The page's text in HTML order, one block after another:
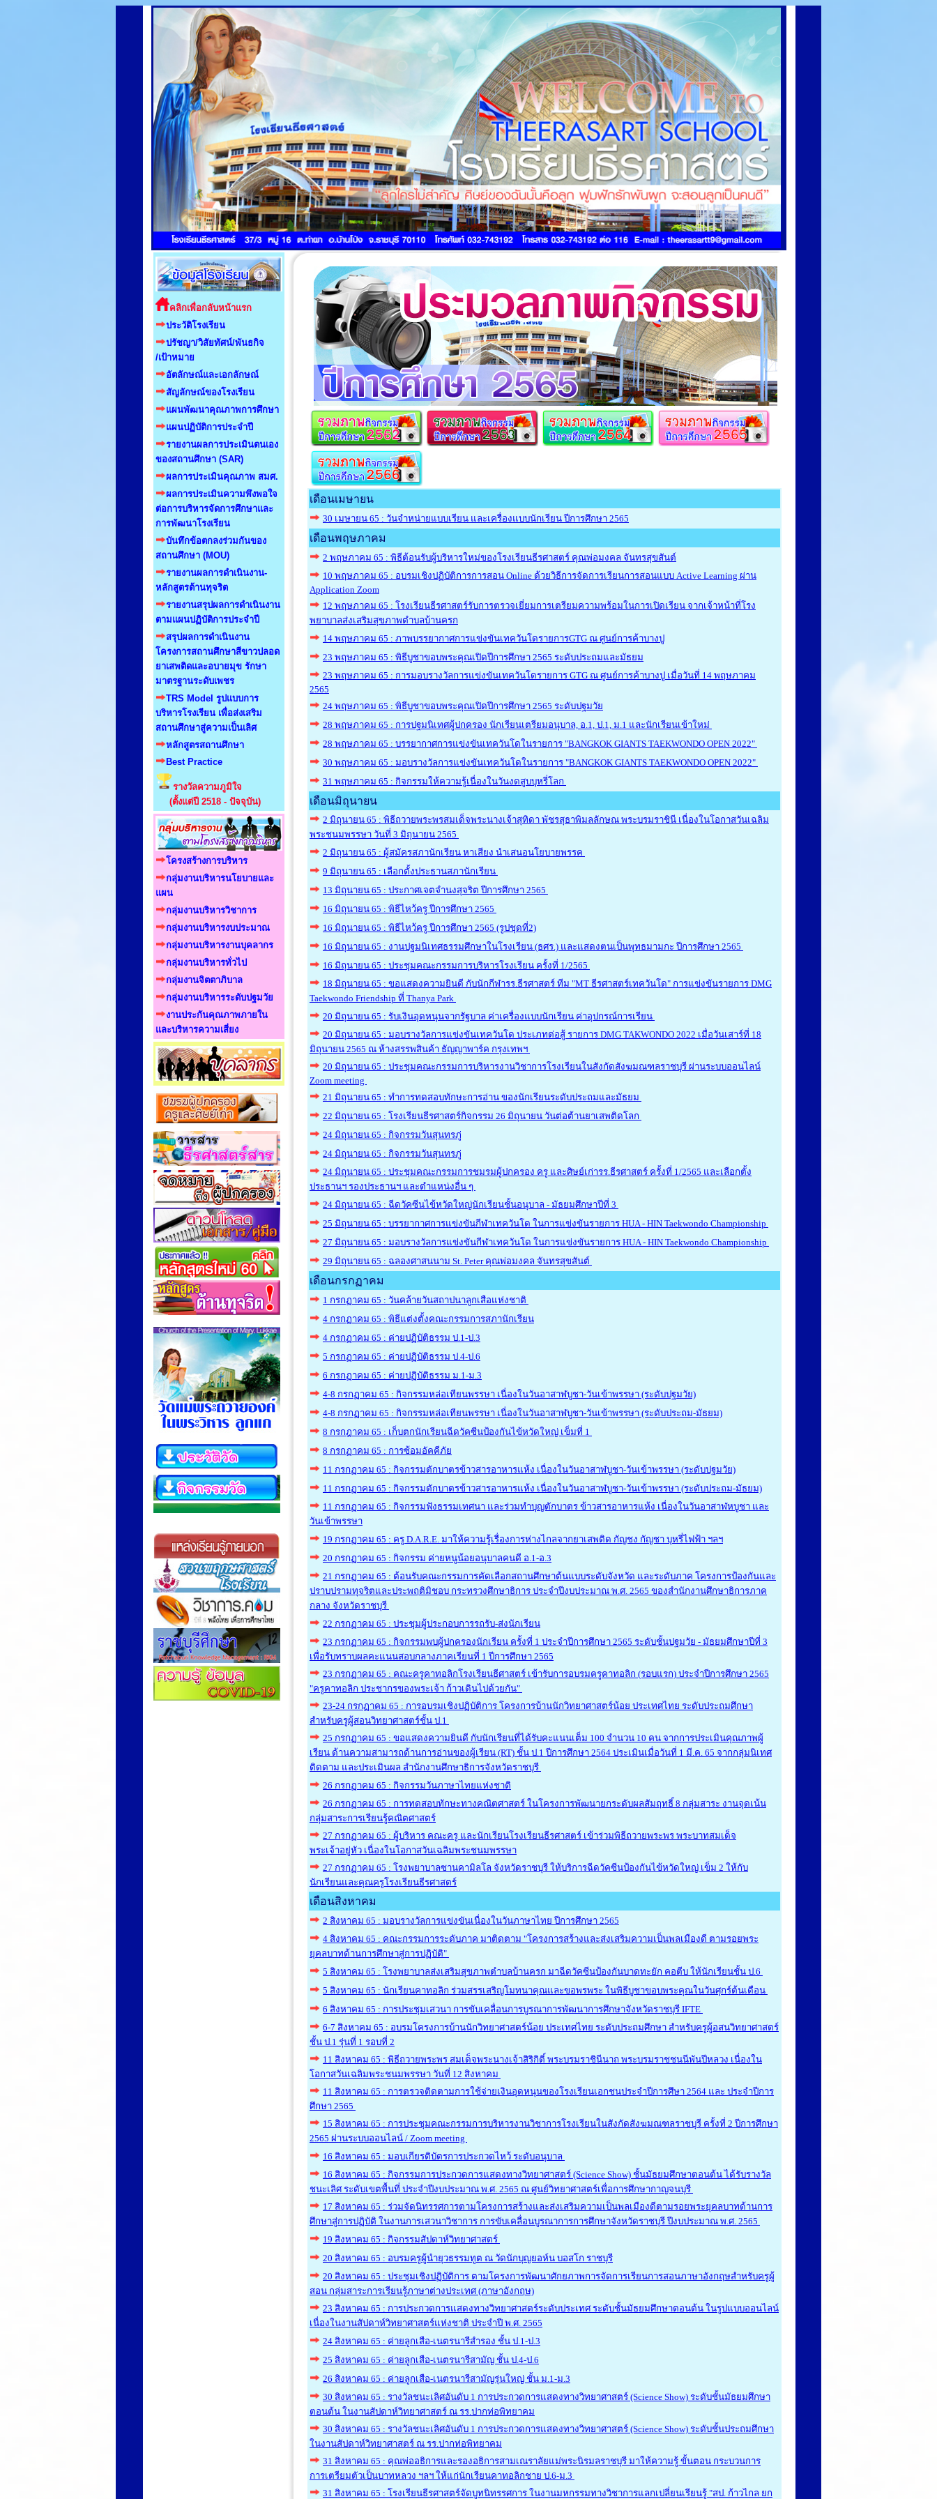
คลิกเพื่อกลับหน้าแรก
ประวัติโรงเรียน
ปรัชญา/วิสัยทัศน์/พันธกิจ
/เป้าหมาย
อัตลักษณ์และเอกลักษณ์
สัญลักษณ์ของโรงเรียน
แผนพัฒนาคุณภาพการศึกษา
แผนปฏิบัติการประจำปี
รายงานผลการประเมินตนเอง
ของสถานศึกษา (SAR)
ผลการประเมินคุณภาพ สมศ.
ผลการประเมินความพึงพอใจ
ต่อการบริหารจัดการศึกษาและ
การพัฒนาโรงเรียน
บันทึกข้อตกลงร่วมกันของ
สถานศึกษา (MOU)
รายงานผลการดำเนินงาน-
หลักสูตรต้านทุจริต
รายงานสรุปผลการดำเนินงาน
ตามแผนปฏิบัติการประจำปี
สรุปผลการดำเนินงาน
โครงการสถานศึกษาสีขาวปลอด
ยาเสพติดและอบายมุข รักษา
มาตรฐานระดับเพชร
TRS Model รูปแบบการ
บริหารโรงเรียน เพื่อส่งเสริม
สถานศึกษาสู่ความเป็นเลิศ
หลักสูตรสถานศึกษา
Best Practice
รางวัลความภูมิใจ
(ตั้งแต่ปี 2518 - ปัจจุบัน)
โครงสร้างการบริหาร
กลุ่มงานบริหารนโยบายและ
แผน
กลุ่มงานบริหารวิชาการ
กลุ่มงานบริหารงบประมาณ
กลุ่มงานบริหารงานบุคลากร
กลุ่มงานบริหารทั่วไป
กลุ่มงานจิตตาภิบาล
กลุ่มงานบริหารระดับปฐมวัย
งานประกันคุณภาพภายใน
และบริหารความเสี่ยง
เดือนเมษายน
30 เมษายน 65 : วันจำหน่ายแบบเรียน และเครื่องแบบนักเรียน ปีการศึกษา 2565
เดือนพฤษภาคม
2 พฤษภาคม 65 : พิธีต้อนรับผู้บริหารใหม่ของโรงเรียนธีรศาสตร์ คุณพ่อมงคล จันทรสุขสันต์
10 พฤษภาคม 65 : อบรมเชิงปฏิบัติการการสอน Online ด้วยวิธีการจัดการเรียนการสอนแบบ Active Learning ผ่าน
Application Zoom
12 พฤษภาคม 65 : โรงเรียนธีรศาสตร์รับการตรวจเยี่ยมการเตรียมความพร้อมในการเปิดเรียน จากเจ้าหน้าที่โรง
พยาบาลส่งเสริมสุขภาพตำบลบ้านครก
14 พฤษภาคม 65 : ภาพบรรยากาศการแข่งขันเทควันโดรายการGTG ณ ศูนย์การค้าบางปู
23 พฤษภาคม 65 : พิธีบูชาขอบพระคุณเปิดปีการศึกษา 2565 ระดับประถมและมัธยม
23 พฤษภาคม 65 : การมอบรางวัลการแข่งขันเทควันโดรายการ GTG ณ ศูนย์การค้าบางปู เมื่อวันที่ 14 พฤษภาคม
2565
24 พฤษภาคม 65 : พิธีบูชาขอบพระคุณเปิดปีการศึกษา 2565 ระดับปฐมวัย
28 พฤษภาคม 65 : การปฐมนิเทศผู้ปกครอง นักเรียนเตรียมอนุบาล, อ.1, ป.1, ม.1 และนักเรียนเข้าใหม่
28 พฤษภาคม 65 : บรรยากาศการแข่งขันเทควันโดในรายการ "BANGKOK GIANTS TAEKWONDO OPEN 2022"
30 พฤษภาคม 65 : มอบรางวัลการแข่งขันเทควันโดในรายการ "BANGKOK GIANTS TAEKWONDO OPEN 2022"
31 พฤษภาคม 65 : กิจกรรมให้ความรู้เนื่องในวันงดสูบบุหรี่โลก
เดือนมิถุนายน
2 มิถุนายน 65 : พิธีถวายพระพรสมเด็จพระนางเจ้าสุทิดา พัชรสุธาพิมลลักษณ พระบรมราชินี เนื่องในโอกาสวันเฉลิม
พระชนมพรรษา วันที่ 3 มิถุนายน 2565
2 มิถุนายน 65 : ผู้สมัครสภานักเรียน หาเสียง นำเสนอนโยบายพรรค
9 มิถุนายน 65 : เลือกตั้งประธานสภานักเรียน
13 มิถุนายน 65 : ประกาศเจตจำนงสุจริต ปีการศึกษา 2565
16 มิถุนายน 65 : พิธีไหว้ครู ปีการศึกษา 2565
16 มิถุนายน 65 : พิธีไหว้ครู ปีการศึกษา 2565 (รูปชุดที่2)
16 มิถุนายน 65 : งานปฐมนิเทศธรรมศึกษาในโรงเรียน (ธศร.) และแสดงตนเป็นพุทธมามกะ ปีการศึกษา 2565
16 มิถุนายน 65 : ประชุมคณะกรรมการบริหารโรงเรียน ครั้งที่ 1/2565
18 มิถุนายน 65 : ขอแสดงความยินดี กับนักกีฬารร.ธีรศาสตร์ ทีม "MT ธีรศาสตร์เทควันโด" การแข่งขันรายการ DMG
Taekwondo Friendship ที่ Thanya Park
20 มิถุนายน 65 : รับเงินอุดหนุนจากรัฐบาล ค่าเครื่องแบบนักเรียน ค่าอุปกรณ์การเรียน
20 มิถุนายน 65 : มอบรางวัลการแข่งขันเทควันโด ประเภทต่อสู้ รายการ DMG TAKWONDO 2022 เมื่อวันเสาร์ที่ 18
มิถุนายน 2565 ณ ห้างสรรพสินค้า ธัญญาพาร์ค กรุงเทพฯ
20 มิถุนายน 65 : ประชุมคณะกรรมการบริหารงานวิชาการโรงเรียนในสังกัดสังฆมณฑลราชบุรี ผ่านระบบออนไลน์
Zoom meeting
21 มิถุนายน 65 : ทำการทดสอบทักษะการอ่าน ของนักเรียนระดับประถมและมัธยม
22 มิถุนายน 65 : โรงเรียนธีรศาสตร์กิจกรรม 26 มิถุนายน วันต่อต้านยาเสพติดโลก
24 มิถุนายน 65 : กิจกรรมวันสุนทรภู่
24 มิถุนายน 65 : กิจกรรมวันสุนทรภู่
24 มิถุนายน 65 : ประชุมคณะกรรมการชมรมผู้ปกครอง ครู และศิษย์เก่ารร.ธีรศาสตร์ ครั้งที่ 1/2565 และเลือกตั้ง
ประธานฯ รองประธานฯ และตำแหน่งอื่น ๆ
24 มิถุนายน 65 : ฉีดวัคซีนไข้หวัดใหญ่นักเรียนชั้นอนุบาล - มัธยมศึกษาปีที่ 3
25 มิถุนายน 65 : บรรยากาศการแข่งขันกีฬาเทควันโด ในการแข่งขันรายการ HUA - HIN Taekwondo Championship
27 มิถุนายน 65 : มอบรางวัลการแข่งขันกีฬาเทควันโด ในการแข่งขันรายการ HUA - HIN Taekwondo Championship
29 มิถุนายน 65 : ฉลองศาสนนาม St. Peter คุณพ่อมงคล จันทรสุขสันต์
เดือนกรกฏาคม
1 กรกฏาคม 65 : วันคล้ายวันสถาปนาลูกเสือแห่งชาติ
4 กรกฏาคม 65 : พิธีแต่งตั้งคณะกรรมการสภานักเรียน
4 กรกฏาคม 65 : ค่ายปฏิบัติธรรม ป.1-ป.3
5 กรกฏาคม 65 : ค่ายปฏิบัติธรรม ป.4-ป.6
6 กรกฏาคม 65 : ค่ายปฏิบัติธรรม ม.1-ม.3
4-8 กรกฏาคม 65 : กิจกรรมหล่อเทียนพรรษา เนื่องในวันอาสาฬบูชา-วันเข้าพรรษา (ระดับปฐมวัย)
4-8 กรกฏาคม 65 : กิจกรรมหล่อเทียนพรรษา เนื่องในวันอาสาฬบูชา-วันเข้าพรรษา (ระดับประถม-มัธยม)
8 กรกฎาคม 65 : เก็บตกนักเรียนฉีดวัคซีนป้องกันไข้หวัดใหญ่ เข็มที่ 1
8 กรกฏาคม 65 : การซ้อมอัคคีภัย
11 กรกฏาคม 65 : กิจกรรมตักบาตรข้าวสารอาหารแห้ง เนื่องในวันอาสาฬบูชา-วันเข้าพรรษา (ระดับปฐมวัย)
11 กรกฏาคม 65 : กิจกรรมตักบาตรข้าวสารอาหารแห้ง เนื่องในวันอาสาฬบูชา-วันเข้าพรรษา (ระดับประถม-มัธยม)
11 กรกฏาคม 65 : กิจกรรมฟังธรรมเทศนา และร่วมทำบุญตักบาตร ข้าวสารอาหารแห้ง เนื่องในวันอาสาฬหบูชา และ
วันเข้าพรรษา
19 กรกฏาคม 65 : ครู D.A.R.E. มาให้ความรู้เรื่องการห่างไกลจากยาเสพติด กัญชง กัญชา บุหรี่ไฟฟ้า ฯลฯ
20 กรกฏาคม 65 : กิจกรรม ค่ายหนูน้อยอนุบาลคนดี อ.1-อ.3
21 กรกฏาคม 65 : ต้อนรับคณะกรรมการคัดเลือกสถานศึกษาต้นแบบระดับจังหวัด และระดับภาค โครงการป้องกันและ
ปราบปรามทุจริตและประพฤติมิชอบ กระทรวงศึกษาธิการ ประจำปีงบประมาณ พ.ศ. 2565 ของสำนักงานศึกษาธิการภาค
กลาง จังหวัดราชบุรี
22 กรกฏาคม 65 : ประชุมผู้ประกอบการรถรับ-ส่งนักเรียน
23 กรกฏาคม 65 : กิจกรรมพบผู้ปกครองนักเรียน ครั้งที่ 1 ประจำปีการศึกษา 2565 ระดับชั้นปฐมวัย - มัธยมศึกษาปีที่ 3
เพื่อรับทราบผลคะแนนสอบกลางภาคเรียนที่ 1 ปีการศึกษา 2565
23 กรกฏาคม 65 : คณะครูคาทอลิกโรงเรียนธีศาสตร์ เข้ารับการอบรมครูคาทอลิก (รอบแรก) ประจำปีการศึกษา 2565
"ครูคาทอลิก ประชากรของพระเจ้า ก้าวเดินไปด้วยกัน"
23-24 กรกฏาคม 65 : การอบรมเชิงปฏิบัติการ โครงการบ้านนักวิทยาศาสตร์น้อย ประเทศไทย ระดับประถมศึกษา
สำหรับครูผู้สอนวิทยาศาสตร์ชั้น ป.1
25 กรกฏาคม 65 : ขอแสดงความยินดี กับนักเรียนที่ได้รับคะแนนเต็ม 100 จำนวน 10 คน จากการประเมินคุณภาพผู้
เรียน ด้านความสามารถด้านการอ่านของผู้เรียน (RT) ชั้น ป.1 ปีการศึกษา 2564 ประเมินเมื่อวันที่ 1 มี.ค. 65 จากกลุ่มนิเทศ
ติดตาม และประเมินผล สำนักงานศึกษาธิการจังหวัดราชบุรี
26 กรกฏาคม 65 : กิจกรรมวันภาษาไทยแห่งชาติ
26 กรกฏาคม 65 : การทดสอบทักษะทางคณิตศาสตร์ ในโครงการพัฒนายกระดับผลสัมฤทธิ์ 8 กลุ่มสาระ งานจุดเน้น
กลุ่มสาระการเรียนรู้คณิตศาสตร์
27 กรกฏาคม 65 : ผู้บริหาร คณะครู และนักเรียนโรงเรียนธีรศาสตร์ เข้าร่วมพิธีถวายพระพร พระบาทสมเด็จ
พระเจ้าอยู่หัว เนื่องในโอกาสวันเฉลิมพระชนมพรรษา
27 กรกฏาคม 65 : โรงพยาบาลซานคามิลโล จังหวัดราชบุรี ให้บริการฉีดวัคซีนป้องกันไข้หวัดใหญ่ เข็ม 2 ให้กับ
นักเรียนและคุณครูโรงเรียนธีรศาสตร์
เดือนสิงหาคม
2 สิงหาคม 65 : มอบรางวัลการแข่งขันเนื่องในวันภาษาไทย ปีการศึกษา 2565
4 สิงหาคม 65 : คณะกรรมการระดับภาค มาติดตาม "โครงการสร้างและส่งเสริมความเป็นพลเมืองดี ตามรอยพระ
ยุคลบาทด้านการศึกษาสู่การปฏิบัติ"
5 สิงหาคม 65 : โรงพยาบาลส่งเสริมสุขภาพตำบลบ้านครก มาฉีดวัคซีนป้องกันบาดทะยัก คอตีบ ให้นักเรียนชั้น ป.6
5 สิงหาคม 65 : นักเรียนคาทอลิก ร่วมสรรเสริญโมทนาคุณและขอพรพระ ในพิธีบูชาขอบพระคุณในวันศุกร์ต้นเดือน
6 สิงหาคม 65 : การประชุมเสวนา การขับเคลื่อนการบูรณาการพัฒนาการศึกษาจังหวัดราชบุรี IFTE
6-7 สิงหาคม 65 : อบรมโครงการบ้านนักวิทยาศาสตร์น้อย ประเทศไทย ระดับประถมศึกษา สำหรับครูผู้อสนวิทยาศาสตร์
ชั้น ป.1 รุ่นที่ 1 รอบที่ 2
11 สิงหาคม 65 : พิธีถวายพระพร สมเด็จพระนางเจ้าสิริกิติ์ พระบรมราชินีนาถ พระบรมราชชนนีพันปีหลวง เนื่องใน
โอกาสวันเฉลิมพระชนมพรรษา วันที่ 12 สิงหาคม
11 สิงหาคม 65 : การตรวจติดตามการใช้จ่ายเงินอุดหนุนของโรงเรียนเอกชนประจำปีการศึษา 2564 และ ประจำปีการ
ศึกษา 2565
15 สิงหาคม 65 : การประชุมคณะกรรมการบริหารงานวิชาการโรงเรียนในสังกัดสังฆมณฑลราชบุรี ครั้งที่ 2 ปีการศึกษา
2565 ผ่านระบบออนไลน์ / Zoom meeting
16 สิงหาคม 65 : มอบเกียรติบัตรการประกวดไหว้ ระดับอนุบาล
16 สิงหาคม 65 : กิจกรรมการประกวดการแสดงทางวิทยาศาสตร์ (Science Show) ชั้นมัธยมศึกษาตอนต้น ได้รับรางวัล
ชนะเลิศ ระดับเขตพื้นที่ ประจำปีงบประมาณ พ.ศ. 2565 ณ ศูนย์วิทยาศาสตร์เพื่อการศึกษากาญจนบุรี
17 สิงหาคม 65 : ร่วมจัดนิทรรศการตามโครงการสร้างและส่งเสริมความเป็นพลเมืองดีตามรอยพระยุคลบาทด้านการ
ศึกษาสู่การปฏิบัติ ในงานการเสวนาวิชาการ การขับเคลื่อนบูรณาการการศึกษาจังหวัดราชบุรี ปีงบประมาณ พ.ศ. 2565
19 สิงหาคม 65 : กิจกรรมสัปดาห์วิทยาศาสตร์
20 สิงหาคม 65 : อบรมครูผู้นำยุวธรรมทูต ณ วัดนักบุญยอห์น บอสโก ราชบุรี
20 สิงหาคม 65 : ประชุมเชิงปฏิบัติการ ตามโครงการพัฒนาศักยภาพการจัดการเรียนการสอนภาษาอังกฤษสำหรับครูผู้
สอน กลุ่มสาระการเรียนรู้ภาษาต่างประเทศ (ภาษาอังกฤษ)
23 สิงหาคม 65 : การประกวดการแสดงทางวิทยาศาสตร์ระดับประเทศ ระดับชั้นมัธยมศึกษาตอนต้น ในรูปแบบออนไลน์
เนื่องในงานสัปดาห์วิทยาศาสตร์แห่งชาติ ประจำปี พ.ศ. 2565
24 สิงหาคม 65 : ค่ายลูกเสือ-เนตรนารีสำรอง ชั้น ป.1-ป.3
25 สิงหาคม 65 : ค่ายลูกเสือ-เนตรนารีสามัญ ชั้น ป.4-ป.6
26 สิงหาคม 65 : ค่ายลูกเสือ-เนตรนารีสามัญรุ่นใหญ่ ชั้น ม.1-ม.3
30 สิงหาคม 65 : รางวัลชนะเลิศอันดับ 1 การประกวดการแสดงทางวิทยาศาสตร์ (Science Show) ระดับชั้นมัธยมศึกษา
ตอนต้น ในงานสัปดาห์วิทยาศาสตร์ ณ รร.ปากท่อพิทยาคม
30 สิงหาคม 65 : รางวัลชนะเลิศอันดับ 1 การประกวดการแสดงทางวิทยาศาสตร์ (Science Show) ระดับชั้นประถมศึกษา
ในงานสัปดาห์วิทยาศาสตร์ ณ รร.ปากท่อพิทยาคม
31 สิงหาคม 65 : คุณพ่ออธิการและรองอธิการสามเณราลัยแม่พระนิรมลราชบุรี มาให้ความรู้ ขั้นตอน กระบวนการ
การเตรียมตัวเป็นบาทหลวง ฯลฯ ให้แก่นักเรียนคาทอลิกชาย ป.6-ม.3
31 สิงหาคม 65 : โรงเรียนธีรศาสตร์จัดบูทนิทรรศการ ในงานมหกรรมทางวิชาการแลกเปลี่ยนเรียนรู้ "สป. ก้าวไกล ยก